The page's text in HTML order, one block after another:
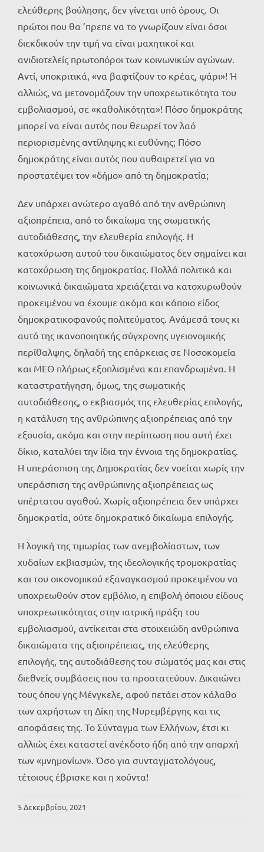
ελεύθερης βούλησης, δεν γίνεται υπό όρους. Οι
πρώτοι που θα ’πρεπε να το γνωρίζουν είναι όσοι
διεκδικούν την τιμή να είναι μαχητικοί και
ανιδιοτελείς πρωτοπόροι των κοινωνικών αγώνων.
Αντί, υποκριτικά, «να βαφτίζουν το κρέας, ψάρι»! Ή
αλλιώς, να μετονομάζουν την υποχρεωτικότητα του
εμβολιασμού, σε «καθολικότητα»! Πόσο δημοκράτης
μπορεί να είναι αυτός που θεωρεί τον λαό
περιορισμένης αντίληψης κι ευθύνης; Πόσο
δημοκράτης είναι αυτός που αυθαιρετεί για να
προστατέψει τον «δήμο» από τη δημοκρατία;
Δεν υπάρχει ανώτερο αγαθό από την ανθρώπινη
αξιοπρέπεια, από το δικαίωμα της σωματικής
αυτοδιάθεσης, την ελευθερία επιλογής. Η
κατοχύρωση αυτού του δικαιώματος δεν σημαίνει και
κατοχύρωση της δημοκρατίας. Πολλά πολιτικά και
κοινωνικά δικαιώματα χρειάζεται να κατοχυρωθούν
προκειμένου να έχουμε ακόμα και κάποιο είδος
δημοκρατικοφανούς πολιτεύματος. Ανάμεσά τους κι
αυτό της ικανοποιητικής σύγχρονης υγειονομικής
περίθαλψης, δηλαδή της επάρκειας σε Νοσοκομεία
και ΜΕΘ πλήρως εξοπλισμένα και επανδρωμένα. Η
καταστρατήγηση, όμως, της σωματικής
αυτοδιάθεσης, ο εκβιασμός της ελευθερίας επιλογής,
η κατάλυση της ανθρώπινης αξιοπρέπειας από την
εξουσία, ακόμα και στην περίπτωση που αυτή έχει
δίκιο, καταλύει την ίδια την έννοια της δημοκρατίας.
H υπεράσπιση της Δημοκρατίας δεν νοείται χωρίς την
υπεράσπιση της ανθρώπινης αξιοπρέπειας ως
υπέρτατου αγαθού. Χωρίς αξιοπρέπεια δεν υπάρχει
δημοκρατία, ούτε δημοκρατικό δικαίωμα επιλογής.
Η λογική της τιμωρίας των ανεμβολίαστων, των
χυδαίων εκβιασμών, της ιδεολογικής τρομοκρατίας
και του οικονομικού εξαναγκασμού προκειμένου να
υποχρεωθούν στον εμβόλιο, η επιβολή όποιου είδους
υποχρεωτικότητας στην ιατρική πράξη του
εμβολιασμού, αντίκειται στα στοιχειώδη ανθρώπινα
δικαιώματα της αξιοπρέπειας, της ελεύθερης
επιλογής, της αυτοδιάθεσης του σώματός μας και στις
διεθνείς συμβάσεις που τα προστατεύουν. Δικαιώνει
τους όπου γης Μένγκελε, αφού πετάει στον κάλαθο
των αχρήστων τη Δίκη της Νυρεμβέργης και τις
αποφάσεις της. Το Σύνταγμα των Ελλήνων, έτσι κι
αλλιώς έχει καταστεί ανέκδοτο ήδη από την απαρχή
των «μνημονίων». Όσο για συνταγματολόγους,
τέτοιους έβρισκε και η χούντα!
5 Δεκεμβρίου, 2021